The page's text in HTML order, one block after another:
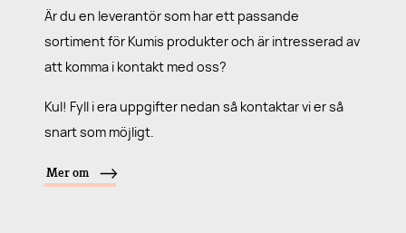
Är du en leverantör som har ett passande
sortiment för Kumis produkter och är intresserad av
att komma i kontakt med oss?
Kul! Fyll i era uppgifter nedan så kontaktar vi er så
snart som möjligt.
Mer om